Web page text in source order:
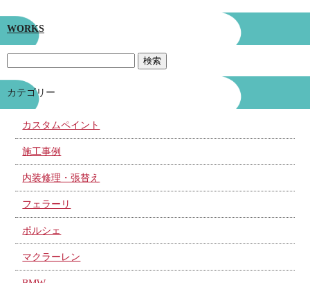
WORKS
カテゴリー
カスタムペイント
施工事例
内装修理・張替え
フェラーリ
ポルシェ
マクラーレン